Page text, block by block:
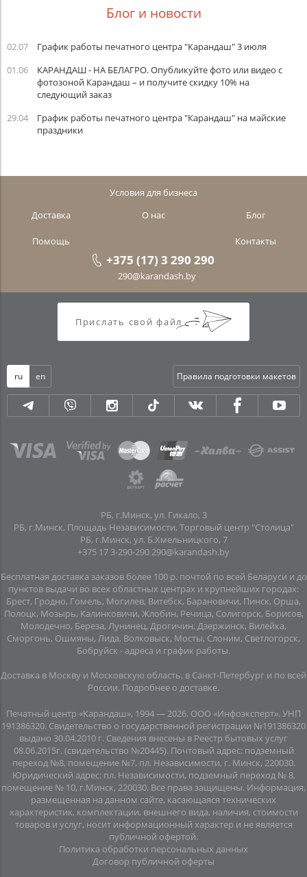
Блог и новости
02.07
График работы печатного центра "Карандаш" 3 июля
01.06
КАРАНДАШ - НА БЕЛАГРО. Опубликуйте фото или видео с
фотозоной Карандаш – и получите скидку 10% на
следующий заказ
29.04
График работы печатного центра "Карандаш" на майские
праздники
Условия для бизнеса
Доставка
О нас Блог
Помощь Контакты
+375 (17) 3 290 290
290@karandash.by
Прислать свой файл
ru en Правила подготовки макетов
РБ, г.Минск, ул. Гикало, 3
РБ, г.Минск, Площадь Независимости, Торговый центр "Столица"
РБ, г.Минск, ул. Б.Хмельницкого, 7
+375 17 3-290-290 290@karandash.by
Бесплатная доставка заказов более 100 р. почтой по всей Беларуси и до
пунктов выдачи во всех областных центрах и крупнейших городах:
Брест, Гродно, Гомель, Могилев, Витебск, Барановичи, Пинск, Орша,
Полоцк, Мозырь, Калинковичи, Жлобин, Речица, Солигорск, Борисов,
Молодечно, Береза, Лунинец, Дрогичин, Дзержинск, Вилейка,
Сморгонь, Ошмяны, Лида, Волковыск, Мосты, Слоним, Светлогорск,
Бобруйск - адреса и график работы.
Доставка в Москву и Московскую область, в Санкт-Петербург и по всей
Росcии. Подробнее о доставке.
Печатный центр «Карандаш», 1994 — 2026. ООО «Инфоэксперт». УНП
191386320. Свидетельство о государственной регистрации №191386320
выдано 30.04.2010 г. Сведения внесены в Реестр бытовых услуг
08.06.2015г. (свидетельство №20445). Почтовый адрес: подземный
переход №8, помещение №7, пл. Независимости, г. Минск, 220030.
Юридический адрес: пл. Независимости, подземный переход № 8,
помещение № 10, г.Минск, 220030. Все права защищены. Информация,
размещенная на данном сайте, касающаяся технических
характеристик, комплектации, внешнего вида, наличия, стоимости
товаров и услуг, носит информационный характер и не является
публичной офертой.
Политика обработки персональных данных
Договор публичной оферты